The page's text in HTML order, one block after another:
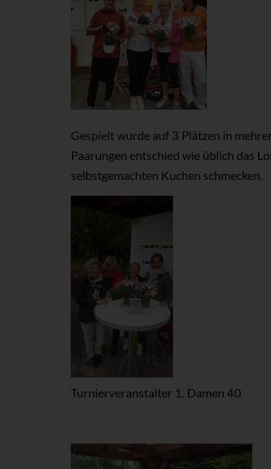
Gespielt wurde auf 3 Plätzen in
Paarungen entschied wie üblich das
selbstgemachten Kuchen schmecken.
Turnierveranstalter 1. Damen 40